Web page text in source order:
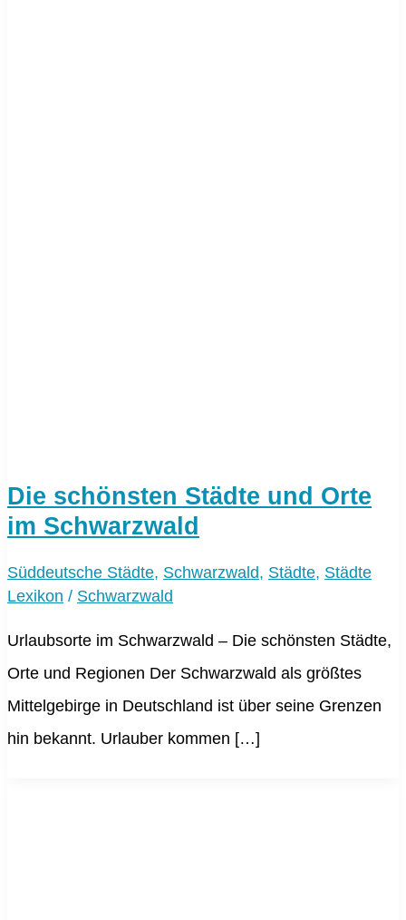
Die schönsten Städte und Orte
im Schwarzwald
Süddeutsche Städte, Schwarzwald, Städte, Städte
Lexikon / Schwarzwald
Urlaubsorte im Schwarzwald – Die schönsten Städte,
Orte und Regionen Der Schwarzwald als größtes
Mittelgebirge in Deutschland ist über seine Grenzen
hin bekannt. Urlauber kommen […]